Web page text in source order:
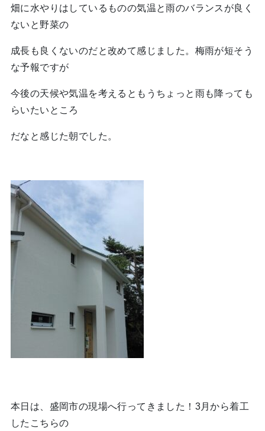
畑に水やりはしているものの気温と雨のバランスが良く
ないと野菜の
成長も良くないのだと改めて感じました。梅雨が短そう
な予報ですが
今後の天候や気温を考えるともうちょっと雨も降っても
らいたいところ
だなと感じた朝でした。
本日は、盛岡市の現場へ行ってきました！3月から着工
したこちらの